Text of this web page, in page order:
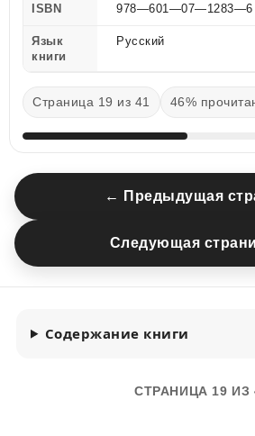
ISBN 978—601—07—1283—6
Язык
книги
Русский
Страница 19 из 41 46%
← Предыдущая
Следующая
Содержание книги
СТРАНИЦА 19 ИЗ